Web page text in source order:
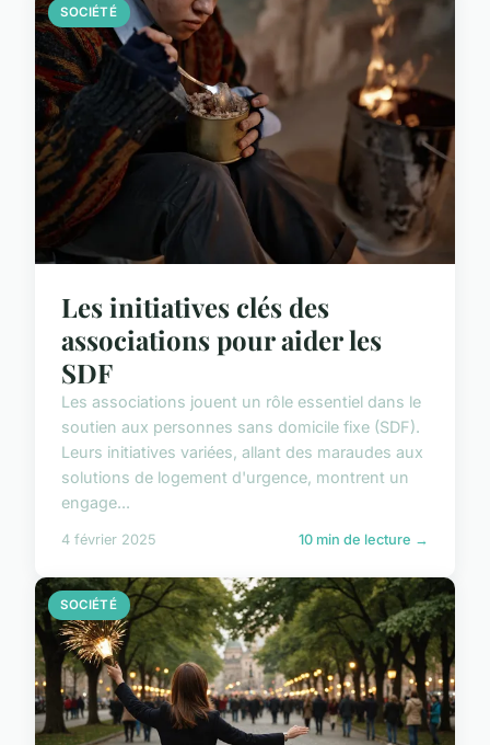
SOCIÉTÉ
Les initiatives clés des
associations pour aider les
SDF
Les associations jouent un rôle essentiel dans le
soutien aux personnes sans domicile fixe (SDF).
Leurs initiatives variées, allant des maraudes aux
solutions de logement d'urgence, montrent un
engage...
4 février 2025 10 min de lecture →
SOCIÉTÉ